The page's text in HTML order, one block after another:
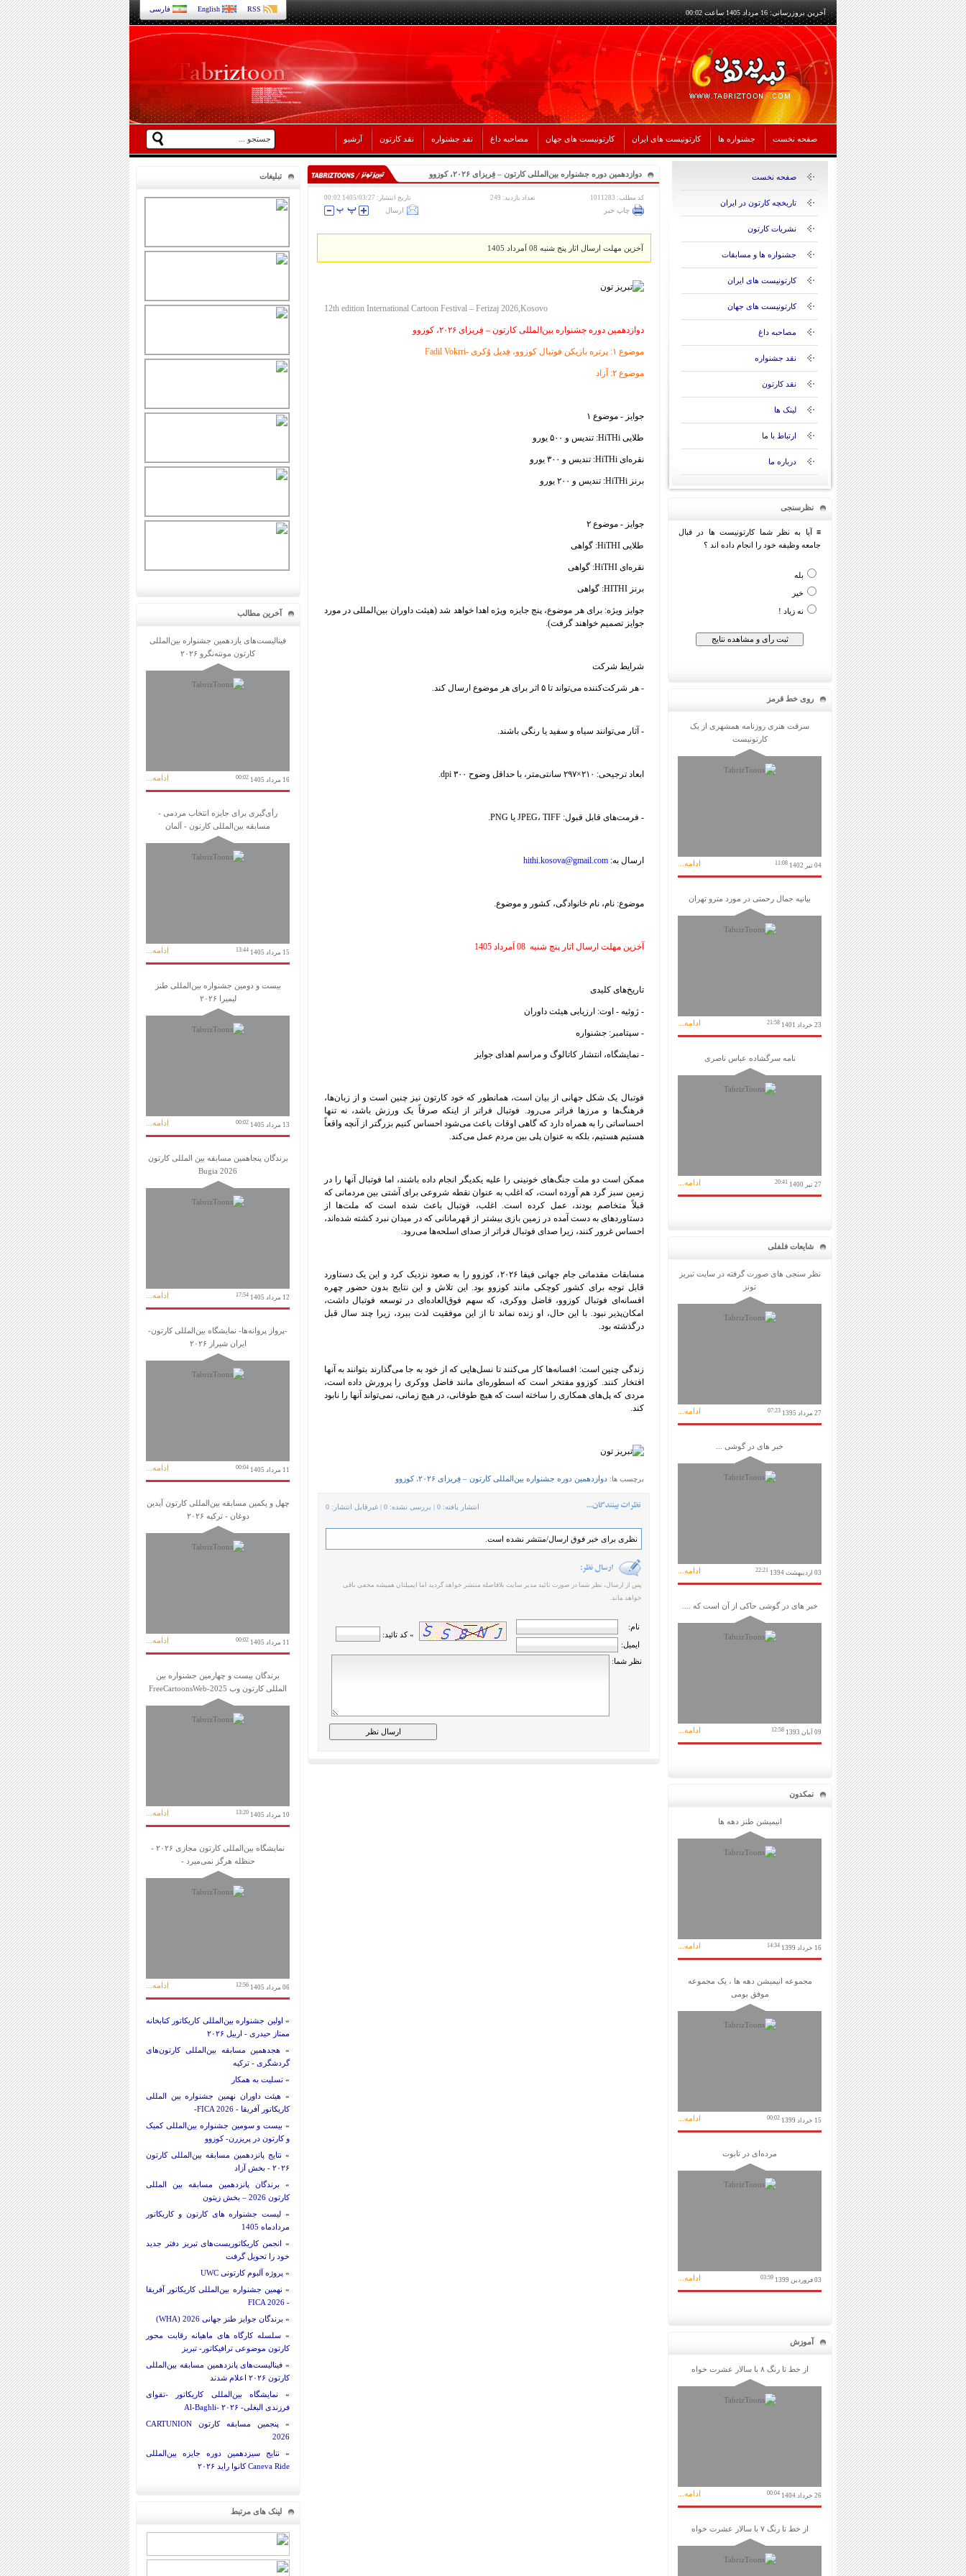
English RSS فارسی آخرین بروزرسانی: 16 مرداد 1405 ساعت 00:02
صفحه نخست جشنواره ها کارتونیست های ایران کارتونیست های جهان مصاحبه داغ نقد جشنواره نقد کارتون آرشیو
صفحه نخست
تاریخچه کارتون در ایران
نشریات کارتون
جشنواره ها و مسابقات
کارتونیست های ایران
کارتونیست های جهان
مصاحبه داغ
نقد جشنواره
نقد کارتون
لینک ها
ارتباط با ما
درباره ما
نظرسنجی
≡ آیا به نظر شما کارتونیست ها در قبال
جامعه وظیفه خود را انجام داده اند ؟
بله
خیر
نه زیاد !
روی خط قرمز
سرقت هنری روزنامه همشهری از یک
کارتونیست
04 تیر 1402 11:08 ادامه...
بیانیه جمال رحمتی در مورد مترو تهران
23 خرداد 1401 21:58 ادامه...
نامه سرگشاده عباس ناصری
27 تیر 1400 20:41 ادامه...
شایعات فلفلی
نظر سنجی های صورت گرفته در سایت تبریز
تونز
27 مرداد 1395 07:23 ادامه...
خبر های در گوشی ...
03 اردیبهشت 1394 22:21 ادامه...
خبر های در گوشی حاکی از آن است که ....
09 آبان 1393 12:58 ادامه...
نمکدون
انیمیشن طنز دهه ها
16 خرداد 1399 14:34 ادامه...
مجموعه انیمیشن دهه ها ، یک مجموعه
موفق بومی
15 خرداد 1399 00:02 ادامه...
مرده‌ای در تابوت
03 فروردین 1399 03:59 ادامه...
آموزش
از خط تا رنگ ۸ با سالار عشرت خواه
26 خرداد 1404 00:04 ادامه...
از خط تا رنگ ۷ با سالار عشرت خواه
دوازدهمین دوره جشنواره بین‌المللی کارتون – فِریزای ۲۰۲۶، کوزوو
کد مطلب: 1011283 تعداد بازدید: 249 تاریخ انتشار: 1405/03/27 00:02
چاپ خبر ارسال
آخزین مهلت ارسال اثار پنج شنبه 08 اَمرداد 1405
12th edition International Cartoon Festival – Ferizaj 2026,Kosovo
دوازدهمین دوره جشنواره بین‌المللی کارتون – فِریزای ۲۰۲۶، کوزوو
موضوع ۱: پرتره بازیکن فوتبال کوزوو، فِدیل وُکری -Fadil Vokrri
موضوع ۲: آزاد
جوایز - موضوع ۱
طلایی HiTHi: تندیس و ۵۰۰ یورو
نقره‌ای HiTHi: تندیس و ۳۰۰ یورو
برنز HiTHi: تندیس و ۲۰۰ یورو
جوایز - موضوع ۲
طلایی HiTHI: گواهی
نقره‌ای HiTHI: گواهی
برنز HITHI: گواهی
جوایز ویژه: برای هر موضوع، پنج جایزه ویژه اهدا خواهد شد (هیئت داوران بین‌المللی در مورد
جوایز تصمیم خواهند گرفت).
شرایط شرکت
- هر شرکت‌کننده می‌تواند تا ۵ اثر برای هر موضوع ارسال کند.
- آثار می‌توانند سیاه و سفید یا رنگی باشند.
ابعاد ترجیحی: ۲۱۰×۲۹۷ سانتی‌متر، با حداقل وضوح ۳۰۰ dpi.
- فرمت‌های قابل قبول: JPEG، TIFF یا PNG.
ارسال به:hithi.kosova@gmail.com
موضوع: نام، نام خانوادگی، کشور و موضوع.
آخزین مهلت ارسال اثار پنج شنبه 08 اَمرداد 1405
تاریخ‌های کلیدی
- ژوئیه - اوت: ارزیابی هیئت داوران
- سپتامبر: جشنواره
- نمایشگاه، انتشار کاتالوگ و مراسم اهدای جوایز
فوتبال یک شکل جهانی از بیان است، همانطور که خود کارتون نیز چنین است و از زبان‌ها،
فرهنگ‌ها و مرزها فراتر می‌رود. فوتبال فراتر از اینکه صرفاً یک ورزش باشد، نه تنها
احساساتی را به همراه دارد که گاهی اوقات باعث می‌شود احساس کنیم بزرگتر از آنچه واقعاً
هستیم هستیم، بلکه به عنوان پلی بین مردم عمل می‌کند.
ممکن است دو ملت جنگ‌های خونینی را علیه یکدیگر انجام داده باشند، اما فوتبال آنها را در
زمین سبز گرد هم آورده است، که اغلب به عنوان نقطه شروعی برای آشتی بین مردمانی که
قبلاً متخاصم بودند، عمل کرده است. اغلب، فوتبال باعث شده است که ملت‌ها از
دستاوردهای به دست آمده در زمین بازی بیشتر از قهرمانانی که در میدان نبرد کشته شده‌اند،
احساس غرور کنند، زیرا صدای فوتبال فراتر از صدای اسلحه‌ها می‌رود.
مسابقات مقدماتی جام جهانی فیفا ۲۰۲۶، کوزوو را به صعود نزدیک کرد و این یک دستاورد
قابل توجه برای کشور کوچکی مانند کوزوو بود. این تلاش و این نتایج بدون حضور چهره
افسانه‌ای فوتبال کوزوو، فاضل ووکری، که سهم فوق‌العاده‌ای در توسعه فوتبال داشت،
امکان‌پذیر نبود. با این حال، او زنده نماند تا از این موفقیت لذت ببرد، زیرا چند سال قبل
درگذشته بود.
زندگی چنین است: افسانه‌ها کار می‌کنند تا نسل‌هایی که از خود به جا می‌گذارند بتوانند به آنها
افتخار کنند. کوزوو مفتخر است که اسطوره‌ای مانند فاضل ووکری را پرورش داده است،
مردی که پل‌های همکاری را ساخته است که هیچ طوفانی، در هیچ زمانی، نمی‌تواند آنها را نابود
کند.
برچسب ها:دوازدهمین دوره جشنواره بین‌المللی کارتون – فِریزای ۲۰۲۶ ،کوزوو
انتشار یافته: 0 | بررسی نشده: 0 | غیرقابل انتشار: 0
نظری برای خبر فوق ارسال/منتشر نشده است.
پس از ارسال، نظر شما در صورت تائید مدیر سایت بلافاصله منتشر خواهد گردید اما ایمیلتان همیشه مخفی باقی
خواهد ماند.
نام:
» کد تائید:
ایمیل:
نظر شما:
تبلیغات
آخرین مطالب
فینالیست‌های یازدهمین جشنواره بین‌المللی
کارتون مونته‌نگرو ۲۰۲۶
16 مرداد 1405 00:02 ادامه...
رأی‌گیری برای جایزه انتخاب مردمی -
مسابقه بین‌المللی کارتون - آلمان
15 مرداد 1405 13:44 ادامه...
بیست و دومین جشنواره بین‌المللی طنز
لیمیرا ۲۰۲۶
13 مرداد 1405 00:02 ادامه...
برندگان پنجاهمین مسابقه بین المللی کارتون
Bugia 2026
12 مرداد 1405 17:54 ادامه...
-پرواز پروانه‌ها- نمایشگاه بین‌المللی کارتون-
ایران شیراز ۲۰۲۶
11 مرداد 1405 00:04 ادامه...
چهل و یکمین مسابقه بین‌المللی کارتون آیدین
دوغان - ترکیه ۲۰۲۶
11 مرداد 1405 00:02 ادامه...
برندگان بیست و چهارمین جشنواره بین
المللی کارتون وب FreeCartoonsWeb-2025
10 مرداد 1405 13:20 ادامه...
نمایشگاه بین‌المللی کارتون مجازی ۲۰۲۶ -
حنظله هرگز نمی‌میرد -
06 مرداد 1405 12:56 ادامه...
» اولین جشنواره بین‌المللی کاریکاتور کتابخانه
ممتاز حیدری - اربیل ۲۰۲۶
»
هجدهمین مسابقه بین‌المللی کارتون‌های
گردشگری - ترکیه
» تسلیت به همکار
» هیئت داوران نهمین جشنواره بین المللی
کاریکاتور آفریقا - FICA 2026-
» بیست و سومین جشنواره بین‌المللی کمیک
و کارتون در پریزرن- کوزوو
» نتایج پانزدهمین مسابقه بین‌المللی کارتون
۲۰۲۶ - بخش آزاد
» برندگان پانزدهمین مسابقه بین المللی
کارتون 2026 – بخش زیتون
» لیست جشنواره های کارتون و کاریکاتور
مردادماه 1405
» انجمن کاریکاتوریست‌های تبریز دفتر جدید
خود را تحویل گرفت
» پروژه آلبوم کارتونی UWC
» نهمین جشنواره بین‌المللی کاریکاتور آفریقا
- FICA 2026
» برندگان جوایز طنز جهانی 2026 (WHA)
» سلسله کارگاه های ماهیانه رقابت محور
کارتون موضوعی ترافیکاتور- تبریز
» فینالیست‌های پانزدهمین مسابقه بین‌المللی
کارتون ۲۰۲۶ اعلام شدند
» نمایشگاه بین‌المللی کاریکاتور -تقوای
فرزندی البغلی- Al-Baghli- ۲۰۲۶
»
پنجمین مسابقه کارتون CARTUNION
2026
» نتایج سیزدهمین دوره جایزه بین‌المللی
Caneva Ride کانوا راید ۲۰۲۶
لینک های مرتبط